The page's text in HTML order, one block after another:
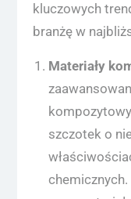
kluczowych
branżę w
Materiały
szczotek o
chemicznych.